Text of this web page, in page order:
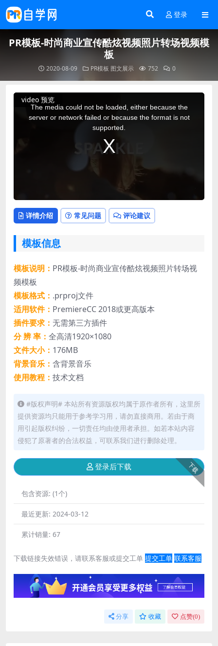
登录
PR模板-时尚商业宣传酷炫视频照片转场视频模
板
2020-08-09 PR模板 图文展示 752 0
video 预览
This
The media could not be loaded, either because the
server or network failed or because the format is not
supported.
详情介绍 常见问题 评论建议
模板信息
模板说明： PR模板-时尚商业宣传酷炫视频照片转场视
频模板
模板格式： .prproj文件
适用软件： PremiereCC 2018或更高版本
插件要求： 无需第三方插件
分 辨 率： 全高清1920×1080
文件大小： 176MB
背景音乐： 含背景音乐
使用教程： 技术文档
#版权声明# 本站所有资源版权均属于原作者所有，这里所
提供资源均只能用于参考学习用，请勿直接商用。若由于商
用引起版权纠纷，一切责任均由使用者承担。如若本站内容
侵犯了原著者的合法权益，可联系我们进行删除处理。
下载
登录后下载
包含资源: (1个)
最近更新: 2024-03-12
累计销量: 67
下载链接失效错误，请联系客服或提交工单 提交工单 联系客服
分享 收藏 点赞(0)